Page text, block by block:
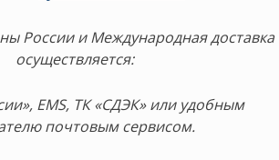
России и Международная доставка
осуществляется:
EMS, ТК «СДЭК»или удобным
почтовым сервисом.